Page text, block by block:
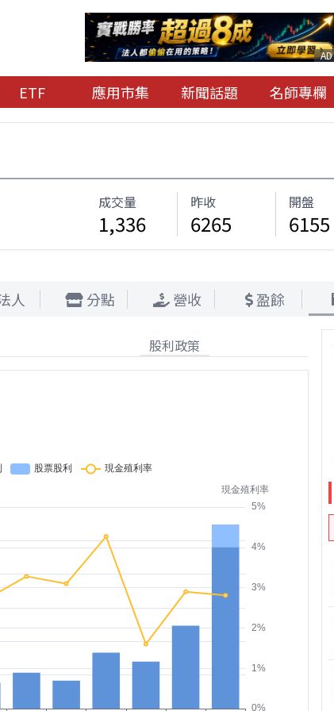
AD
ETF 應用市集 新聞話題 名師專欄
成交量
1,336
昨收
6265
開盤
6155
人 分點 營收 盈餘
股利政策